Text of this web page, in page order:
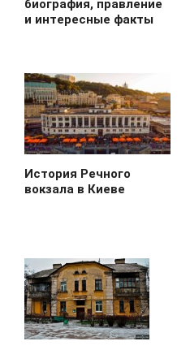
биография, правление
и интересные факты
История Речного
вокзала в Киеве